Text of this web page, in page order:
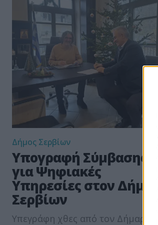
Δήμος Σερβίων
Υπογραφή Σύμβασης
για Ψηφιακές
Υπηρεσίες στον Δήμο
Σερβίων
Υπεγράφη χθες από τον Δήμαρχο